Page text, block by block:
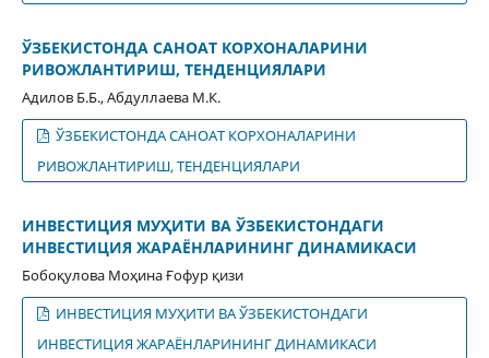
ЎЗБЕКИСТОНДА САНОАТ КОРХОНАЛАРИНИ
РИВОЖЛАНТИРИШ, ТЕНДЕНЦИЯЛАРИ
Адилов Б.Б., Абдуллаева М.К.
ЎЗБЕКИСТОНДА САНОАТ КОРХОНАЛАРИНИ
РИВОЖЛАНТИРИШ, ТЕНДЕНЦИЯЛАРИ
ИНВЕСТИЦИЯ МУҲИТИ ВА ЎЗБЕКИСТОНДАГИ
ИНВЕСТИЦИЯ ЖАРАЁНЛАРИНИНГ ДИНАМИКАСИ
Бобоқулова Моҳина Ғофур қизи
ИНВЕСТИЦИЯ МУҲИТИ ВА ЎЗБЕКИСТОНДАГИ
ИНВЕСТИЦИЯ ЖАРАЁНЛАРИНИНГ ДИНАМИКАСИ